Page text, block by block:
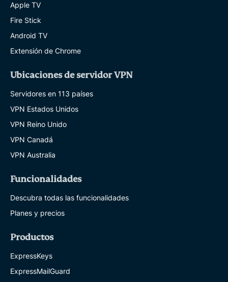
Apple TV
Fire Stick
Android TV
Extensión de Chrome
Ubicaciones de servidor VPN
Servidores en 113 países
VPN Estados Unidos
VPN Reino Unido
VPN Canadá
VPN Australia
Funcionalidades
Descubra todas las funcionalidades
Planes y precios
Productos
ExpressKeys
ExpressMailGuard